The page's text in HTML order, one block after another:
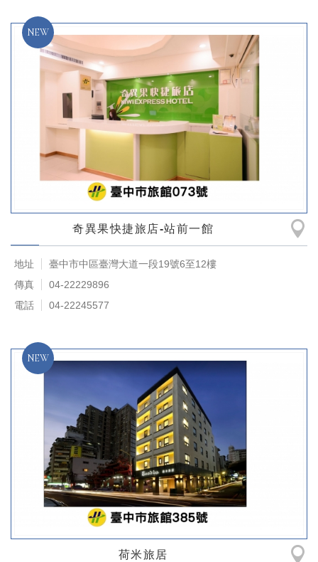
奇異果快捷旅店-站前一館
地址
臺中市中區臺灣大道一段19號6至12樓
傳真
04-22229896
電話
04-22245577
荷米旅居